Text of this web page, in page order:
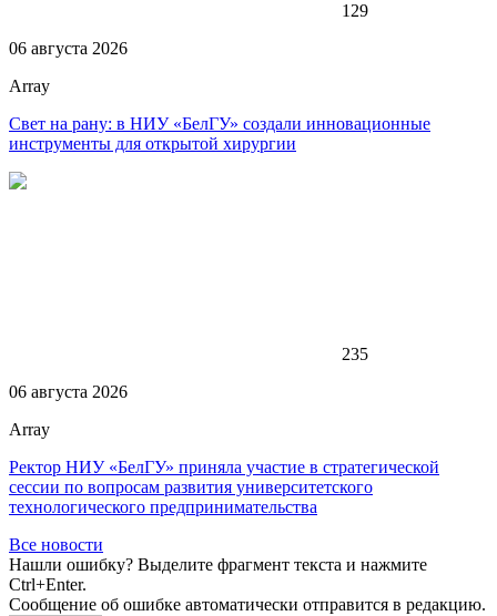
129
06 августа 2026
Array
Свет на рану: в НИУ «БелГУ» создали инновационные
инструменты для открытой хирургии
235
06 августа 2026
Array
Ректор НИУ «БелГУ» приняла участие в стратегической
сессии по вопросам развития университетского
технологического предпринимательства
Все новости
Нашли ошибку? Выделите фрагмент текста и нажмите
Ctrl+Enter.
Сообщение об ошибке автоматически отправится в редакцию.